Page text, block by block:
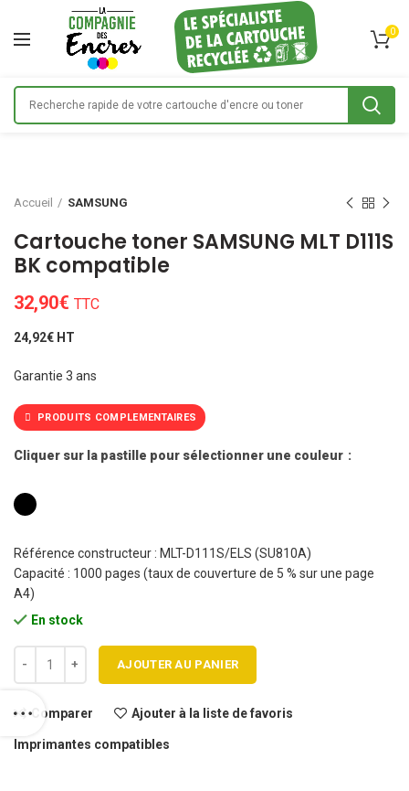
0
Accueil SAMSUNG
Cartouche toner SAMSUNG MLT D111S
BK compatible
32,90€ TTC
24,92€ HT
Garantie 3 ans
PRODUITS COMPLEMENTAIRES
Cliquer sur la pastille pour sélectionner une couleur
Référence constructeur : MLT-D111S/ELS (SU810A)
Capacité : 1000 pages (taux de couverture de 5 % sur une page
A4)
En stock
AJOUTER AU PANIER
Comparer Ajouter à la liste de favoris
Imprimantes compatibles